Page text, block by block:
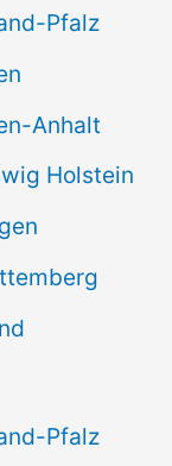
Pfalz
Anhalt
Holstein
Pfalz